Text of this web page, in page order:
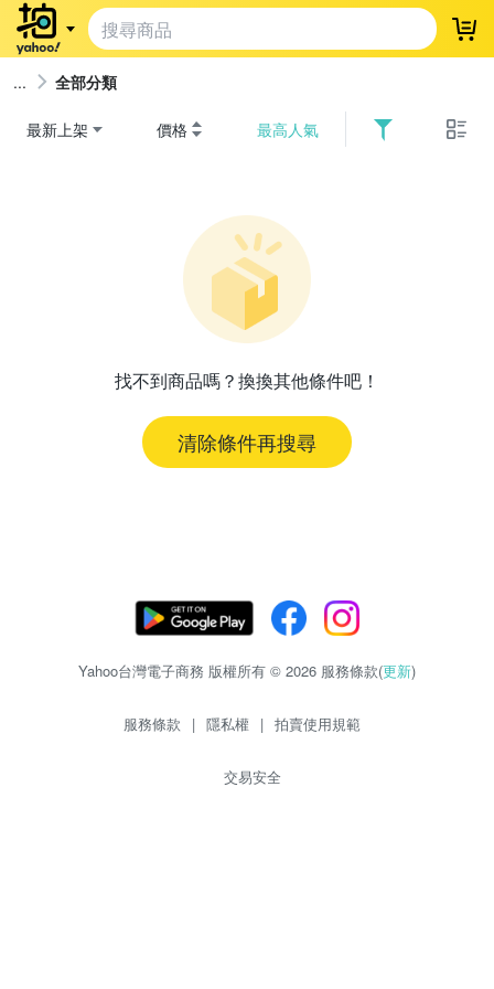
登
全部分類
最新上架 價格 最高人氣
找不到商品嗎？換換其他條件吧！
清除條件再搜尋
Yahoo台灣電子商務 版權所有 © 2026 服務條款(更新)
服務條款 | 隱私權 | 拍賣使用規範
交易安全